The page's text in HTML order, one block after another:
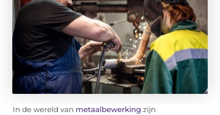
In de wereld van metaalbewerking zijn